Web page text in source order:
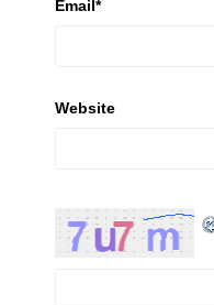
Email*
Website